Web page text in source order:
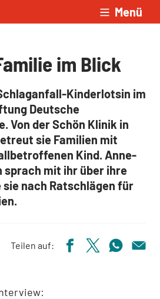
Menü
im Blick
Kinderlotsin im
Deutsche
Von der Schön Klinik in
sie Familien mit
Kind. Anne-
sprach mit ihr über ihre
nach Ratschlägen für
Teilen auf: